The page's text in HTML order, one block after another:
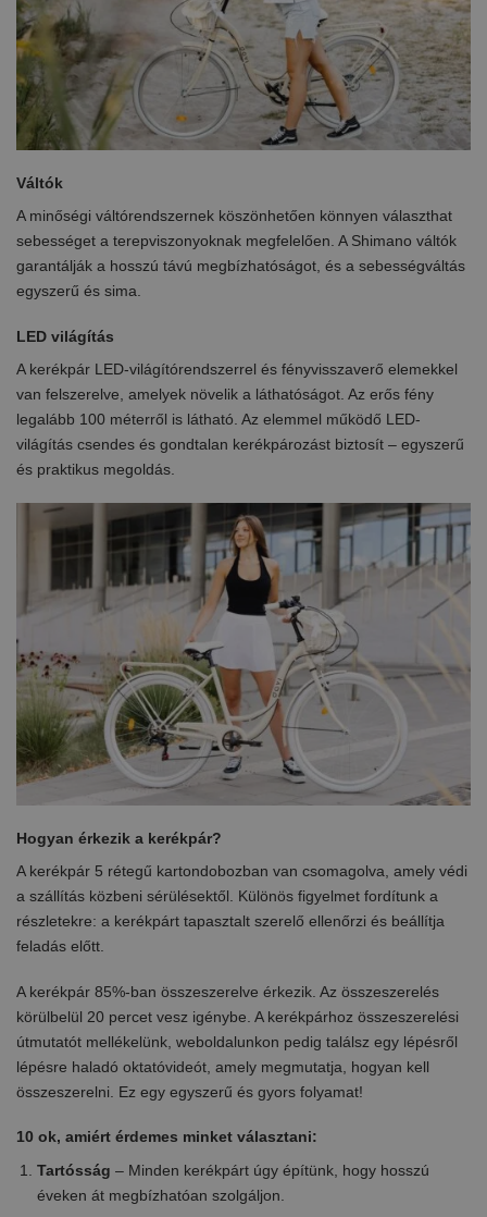
Váltók
A minőségi váltórendszernek köszönhetően könnyen választhat
sebességet a terepviszonyoknak megfelelően. A Shimano váltók
garantálják a hosszú távú megbízhatóságot, és a sebességváltás
egyszerű és sima.
LED világítás
A kerékpár LED-világítórendszerrel és fényvisszaverő elemekkel
van felszerelve, amelyek növelik a láthatóságot. Az erős fény
legalább 100 méterről is látható. Az elemmel működő LED-
világítás csendes és gondtalan kerékpározást biztosít – egyszerű
és praktikus megoldás.
Hogyan érkezik a kerékpár?
A kerékpár 5 rétegű kartondobozban van csomagolva, amely védi
a szállítás közbeni sérülésektől. Különös figyelmet fordítunk a
részletekre: a kerékpárt tapasztalt szerelő ellenőrzi és beállítja
feladás előtt.
A kerékpár 85%-ban összeszerelve érkezik. Az összeszerelés
körülbelül 20 percet vesz igénybe. A kerékpárhoz összeszerelési
útmutatót mellékelünk, weboldalunkon pedig találsz egy lépésről
lépésre haladó oktatóvideót, amely megmutatja, hogyan kell
összeszerelni. Ez egy egyszerű és gyors folyamat!
10 ok, amiért érdemes minket választani:
Tartósság – Minden kerékpárt úgy építünk, hogy hosszú
éveken át megbízhatóan szolgáljon.